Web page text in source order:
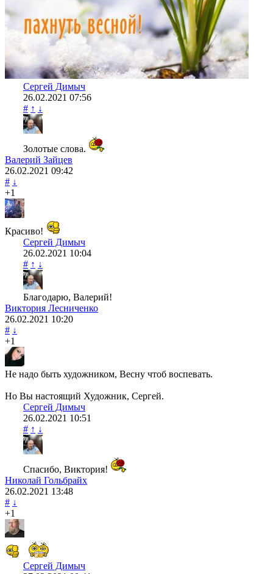
Сергей Димыч
26.02.2021 07:56
# ↑ ↓
Золотые слова.
Валерий Зайцев
26.02.2021 09:42
# ↓
+1
Красиво!
Сергей Димыч
26.02.2021 10:04
# ↑ ↓
Благодарю, Валерий!
Виктория Лесниченко
26.02.2021 10:20
# ↓
+1
Не надо быть художником, Весну чтоб воспевать.
Но Вы настоящий Художник, Сергей.
Сергей Димыч
26.02.2021 10:51
# ↑ ↓
Спасибо, Виктория!
Николай Гольбрайх
26.02.2021 13:48
# ↓
+1
Сергей Димыч